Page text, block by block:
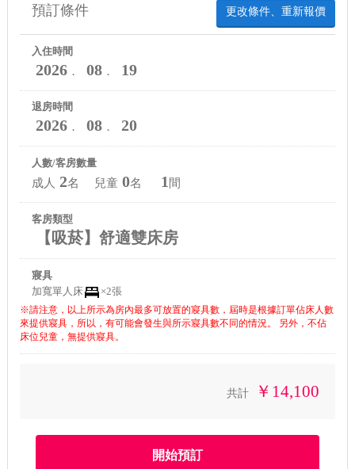
更改條件、重新報價
預訂條件
入住時間
2026． 08． 19
退房時間
2026． 08． 20
人數/客房數量
成人 2名 兒童 0名 1 間
客房類型
【吸菸】舒適雙床房
寢具
加寬單人床
×2張
※請注意，以上所示為房內最多可放置的寢具數，屆時是根據訂單佔床人數
來提供寢具，所以，有可能會發生與所示寢具數不同的情況。 另外，不佔
床位兒童，無提供寢具。
共計 ￥14,100